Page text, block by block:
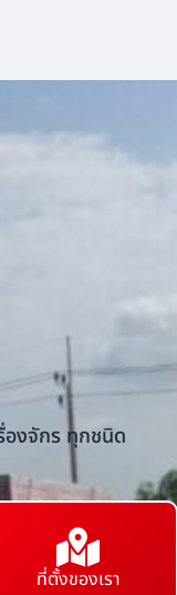
องจักร ทุกชนิด
ที่ตั้งของเรา